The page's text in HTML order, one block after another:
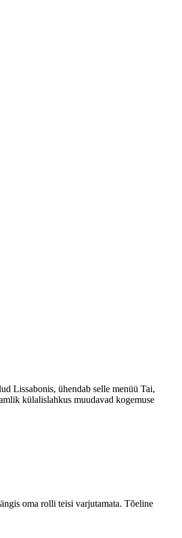
Lissabonis, ühendab selle menüü Tai,
külalislahkus muudavad kogemuse
oma rolli teisi varjutamata. Tõeline